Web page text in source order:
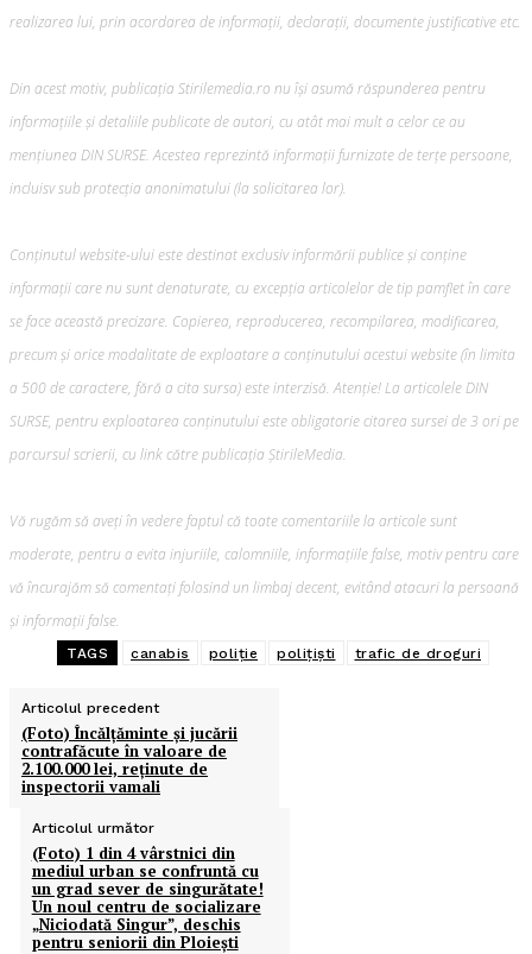
realizarea lui, prin acordarea de informații, declarații, documente justificative etc.
Din acest motiv, publicația Stirilemedia.ro nu își asumă răspunderea pentru
informațiile și detaliile publicate de autori, cu atât mai mult a celor ce au
mențiunea DIN SURSE. Acestea reprezintă informații furnizate de terțe persoane,
incluisv sub protecția anonimatului (la solicitarea lor).
Conținutul website-ului este destinat exclusiv informării publice și conține
informații care nu sunt denaturate, cu excepția articolelor de tip pamflet în care
se face această precizare. Copierea, reproducerea, recompilarea, modificarea,
precum şi orice modalitate de exploatare a conținutului acestui website (în limita
a 500 de caractere, fără a cita sursa) este interzisă. Atenție! La articolele DIN
SURSE, pentru exploatarea conținutului este obligatorie citarea sursei de 3 ori pe
parcursul scrierii, cu link către publicația ȘtirileMedia.
Vă rugăm să aveți în vedere faptul că toate comentariile la articole sunt
moderate, pentru a evita injuriile, calomniile, informațiile false, motiv pentru care
vă încurajăm să comentați folosind un limbaj decent, evitând atacuri la persoană
și informații false.
TAGS canabis poliție polițiști trafic de droguri
Articolul precedent
(Foto) Încălțăminte și jucării
contrafăcute în valoare de
2.100.000 lei, reținute de
inspectorii vamali
Articolul următor
(Foto) 1 din 4 vârstnici din
mediul urban se confruntă cu
un grad sever de singurătate!
Un noul centru de socializare
„Niciodată Singur”, deschis
pentru seniorii din Ploiești